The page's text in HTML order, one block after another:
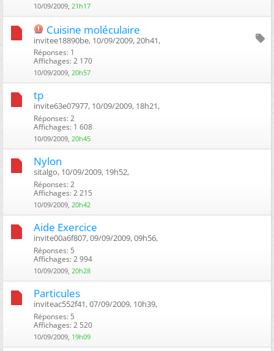
10/09/2009, 21h17
Cuisine moléculaire
invitee18890be, 10/09/2009, 20h41, ‎
Réponses: 1
Affichages: 2 170
10/09/2009, 20h57
tp
invite63e07977, 10/09/2009, 18h21, ‎
Réponses: 2
Affichages: 1 608
10/09/2009, 20h45
Nylon
sitalgo, 10/09/2009, 19h52, ‎
Réponses: 2
Affichages: 2 215
10/09/2009, 20h42
Aide Exercice
invite00a6f807, 09/09/2009, 09h56, ‎
Réponses: 5
Affichages: 2 994
10/09/2009, 20h28
Particules
inviteac552f41, 07/09/2009, 10h39, ‎
Réponses: 5
Affichages: 2 520
10/09/2009, 19h09